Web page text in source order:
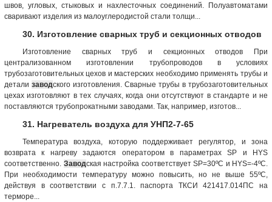
швов, угловых, стыковых и нахлесточных соединений. Полуавтоматами
сваривают изделия из малоуглеродистой стали толщи...
30. Изготовление сварных труб и секционных отводов
Изготовление сварных труб и секционных отводов При
централизованном изготовлении трубопроводов в условиях
трубозаготовительных цехов и мастерских необходимо применять трубы и
детали заводского изготовления. Сварные трубы в трубозаготовительных
цехах изготовляют в тех случаях, когда они отсутствуют в стандарте и не
поставляются трубопрокатными заводами. Так, например, изготов...
31. Нагреватель воздуха для УНП2-7-65
Температура воздуха, которую поддерживает регулятор, и зона
возврата к нагреву задаются оператором в параметрах SP и HYS
соответственно. Заводская настройка соответствует SP=30ºС и HYS=-4ºC.
При необходимости температуру можно повысить, но не выше 55ºС,
действуя в соответствии с п.7.7.1. паспорта ТКСИ 421417.014ПС на
терморе...